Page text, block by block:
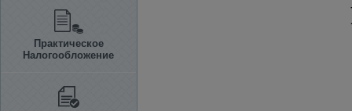
Практическое
Налогообложение